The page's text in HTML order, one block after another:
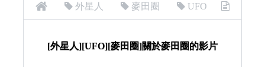
外星人 麥田圈 UFO
[外星人][UFO][麥田圈]關於麥田圈的影片